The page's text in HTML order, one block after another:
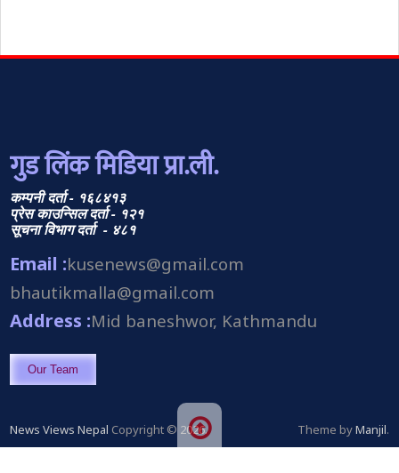
गुड लिंक मिडिया प्रा.ली.
कम्पनी दर्ता - १६८४१३
प्रेस काउन्सिल दर्ता - १२१
सूचना विभाग दर्ता - ४८१
Email :kusenews@gmail.com
bhautikmalla@gmail.com
Address :Mid baneshwor, Kathmandu
Our Team
News Views Nepal Copyright © 2026. Theme byManjil.